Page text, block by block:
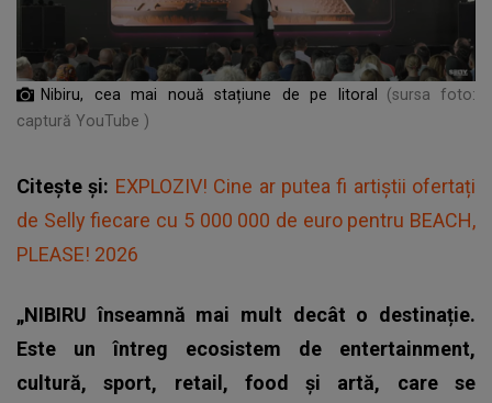
Nibiru, cea mai nouă stațiune de pe litoral
(sursa foto:
captură YouTube )
Citește și: EXPLOZIV! Cine ar putea fi artiștii ofertați
de Selly fiecare cu 5 000 000 de euro pentru BEACH,
PLEASE! 2026
„NIBIRU înseamnă mai mult decât o destinație.
Este un întreg ecosistem de entertainment,
cultură, sport, retail, food și artă, care se